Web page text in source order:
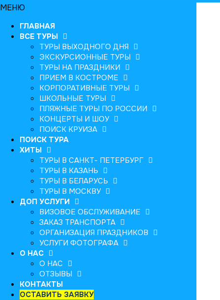
МЕНЮ
ГЛАВНАЯ
ВСЕ ТУРЫ
ТУРЫ ВЫХОДНОГО ДНЯ
ЭКСКУРСИОННЫЕ ТУРЫ
ТУРЫ НА ПРАЗДНИКИ
ПРИЕМ В КОСТРОМЕ
КОРПОРАТИВНЫЕ ТУРЫ
ШКОЛЬНЫЕ ТУРЫ
ПЛЯЖНЫЕ ТУРЫ ПО РОССИИ
КОНЦЕРТЫ И ШОУ
ПОИСК КРУИЗА
ПОИСК ТУРА
ХИТЫ
ТУРЫ В САНКТ- ПЕТЕРБУРГ
ТУРЫ В КАЗАНЬ
ТУРЫ В БЕЛАРУСЬ
ТУРЫ В МОСКВУ
ДОП УСЛУГИ
ВИЗОВОЕ ОБСЛУЖИВАНИЕ
ЗАКАЗ ТРАНСПОРТА
ОРГАНИЗАЦИЯ ПРАЗДНИКОВ
УСЛУГИ ФОТОГРАФА
О НАС
О НАС
ОТЗЫВЫ
КОНТАКТЫ
ОСТАВИТЬ ЗАЯВКУ